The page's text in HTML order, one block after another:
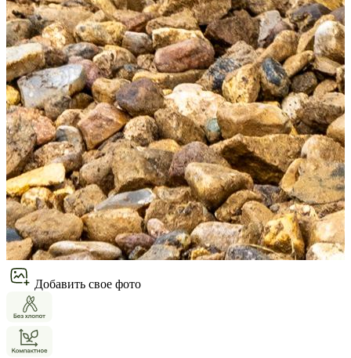
Добавить свое фото